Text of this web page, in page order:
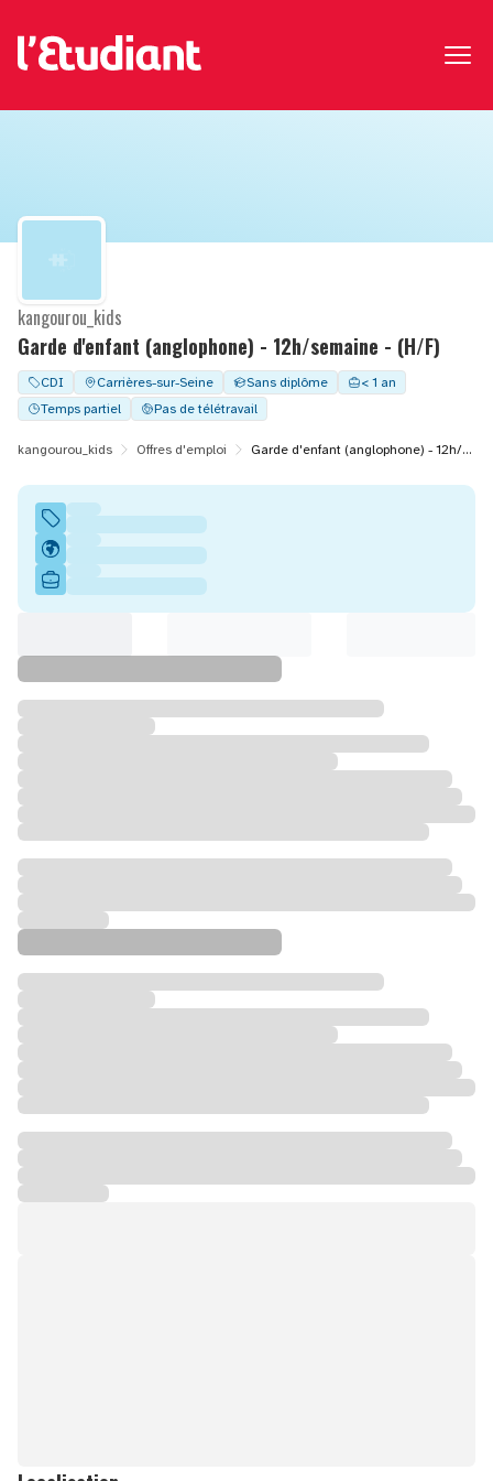
Garde d'enfant (anglophone) - 12h/semaine - (H/F)
kangourou_kids
CDI Carrières-sur-Seine Sans diplôme
< 1 an
Temps partiel
Pas de télétravail
kangourou_kids Offres d'emploi Garde d'enfant (anglophone) - 12h/semaine - (H/F)